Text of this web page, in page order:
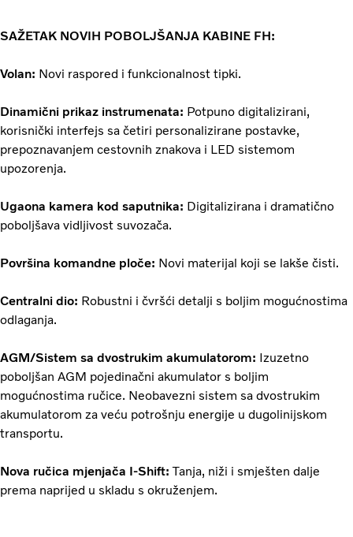
SAŽETAK NOVIH POBOLJŠANJA KABINE FH:
Volan: Novi raspored i funkcionalnost tipki.
Dinamični prikaz instrumenata: Potpuno digitalizirani,
korisnički interfejs sa četiri personalizirane postavke,
prepoznavanjem cestovnih znakova i LED sistemom
upozorenja.
Ugaona kamera kod saputnika: Digitalizirana i dramatično
poboljšava vidljivost suvozača.
Površina komandne ploče: Novi materijal koji se lakše čisti.
Centralni dio: Robustni i čvršći detalji s boljim mogućnostima
odlaganja.
AGM/Sistem sa dvostrukim akumulatorom: Izuzetno
poboljšan AGM pojedinačni akumulator s boljim
mogućnostima ručice. Neobavezni sistem sa dvostrukim
akumulatorom za veću potrošnju energije u dugolinijskom
transportu.
Nova ručica mjenjača I-Shift: Tanja, niži i smješten dalje
prema naprijed u skladu s okruženjem.